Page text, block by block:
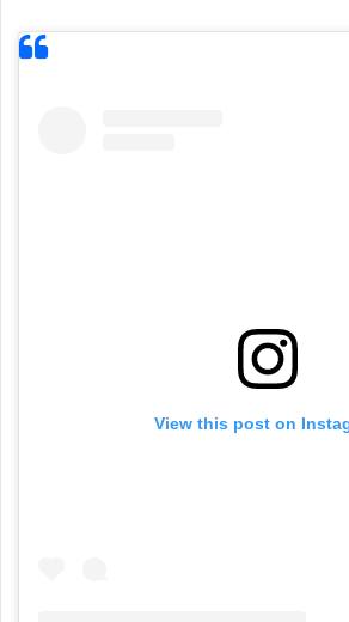
View this post on